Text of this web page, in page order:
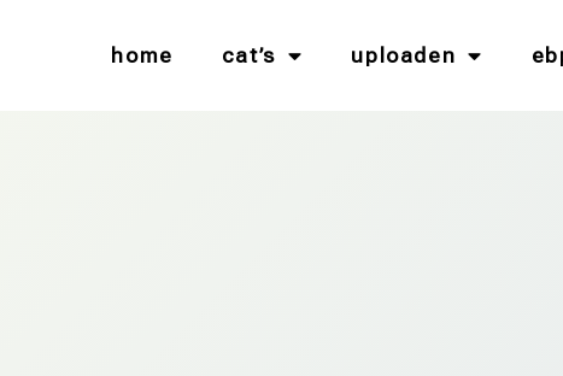
home cat’s uploaden